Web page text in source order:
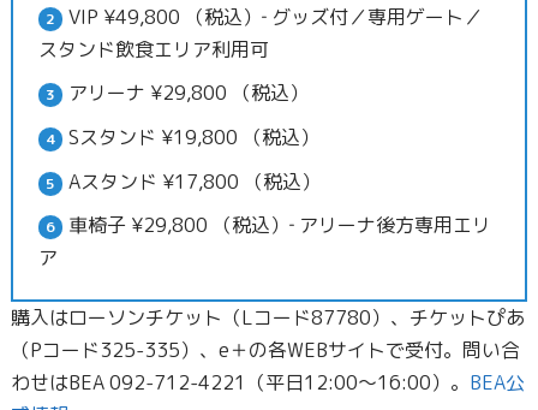
VIP ¥49,800 （税込）‐ グッズ付／専用ゲート／
スタンド飲食エリア利用可
アリーナ ¥29,800 （税込）
Sスタンド ¥19,800 （税込）
Aスタンド ¥17,800 （税込）
車椅子 ¥29,800 （税込）‐ アリーナ後方専用エリ
ア
購入はローソンチケット（Lコード87780）、チケットぴあ
（Pコード325-335）、e＋の各WEBサイトで受付。問い合
わせはBEA 092-712-4221（平日12:00〜16:00）。 BEA公